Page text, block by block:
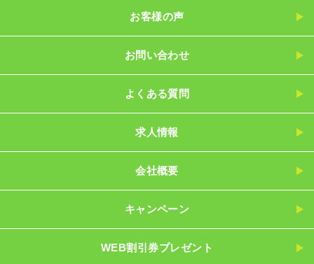
お客様の声
お問い合わせ
よくある質問
求人情報
会社概要
キャンペーン
WEB割引券プレゼント